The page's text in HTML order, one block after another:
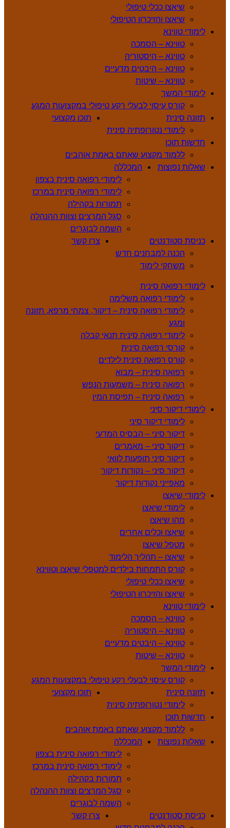
שיאצו ככלי טיפולי
שיאצו והזיכרון הטיפולי
לימודי טווינא
טווינא – הסמכה
טווינא – היסטוריה
טווינא – היבטים מדעיים
טווינא – שיטות
לימודי המשך
קורס עיסוי לבעלי רקע טיפולי במקצועות המגע
תזונה סינית
לימודי נטורופתיה סינית
תוכן מקצועי
חדשות תוכן
ללמוד מקצוע שאתם באמת אוהבים
שאלות נפוצות
המכללה
לימודי רפואה סינית בצפון
לימודי רפואה סינית במרכז
תמורות בקהילה
סגל המרצים וצוות ההנהלה
השמה לבוגרים
כניסת סטודנטים
הכנה למבחנים חדש
משחקי לימוד
צרו קשר
לימודי רפואה סינית
לימודי רפואה משלימה
לימודי רפואה סינית – דיקור, צמחי מרפא, תזונה
ומגע
לימודי רפואה סינית תנאי קבלה
קורסי רפואה סינית
קורס רפואה סינית לילדים
רפואה סינית – מבוא
רפואה סינית – משמעות הנפש
רפואה סינית – תפיסת המין
לימודי דיקור סיני
לימודי דיקור סיני
דיקור סיני – הבסיס המדעי
דיקור סיני – מאמרים
דיקור סיני תופעות לוואי
דיקור סיני – נקודות דיקור
מאפייני נקודות דיקור
לימודי שיאצו
לימודי שיאצו
מהו שיאצו
שיאצו וכלים אחרים
מטפל שיאצו
שיאצו – תהליך הלימוד
קורס התמחות בילדים למטפלי שיאצו וטווינא
שיאצו ככלי טיפולי
שיאצו והזיכרון הטיפולי
לימודי טווינא
טווינא – הסמכה
טווינא – היסטוריה
טווינא – היבטים מדעיים
טווינא – שיטות
לימודי המשך
קורס עיסוי לבעלי רקע טיפולי במקצועות המגע
תזונה סינית
לימודי נטורופתיה סינית
תוכן מקצועי
חדשות תוכן
ללמוד מקצוע שאתם באמת אוהבים
שאלות נפוצות
המכללה
לימודי רפואה סינית בצפון
לימודי רפואה סינית במרכז
תמורות בקהילה
סגל המרצים וצוות ההנהלה
השמה לבוגרים
כניסת סטודנטים
צרו קשר